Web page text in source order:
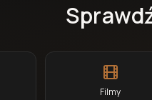
Filmy